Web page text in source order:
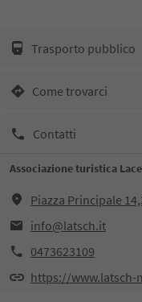
Trasporto pubblico
Come trovarci
Contatti
Associazione turistica
Piazza Principale
info@latsch.it
0473623109
https://www.latsch-